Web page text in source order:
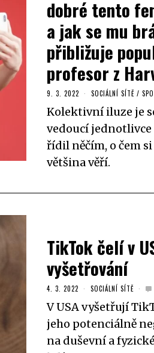
dobré tento
a jak se mu
přibližuje
profesor z
9. 3. 2022 SOCIÁLNÍ SÍTĚ /
Kolektivní iluze je
vedoucí jednotlivce
řídil něčím, o čem
většina věří.
TikTok čelí v
vyšetřování
4. 3. 2022 SOCIÁLNÍ SÍTĚ
V USA vyšetřují
jeho potenciálně
na duševní a